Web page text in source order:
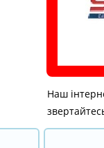
Наш